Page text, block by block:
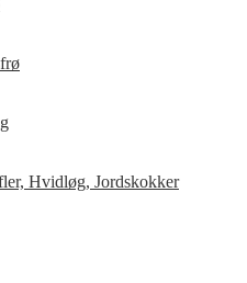
Hvidløg, Jordskokker